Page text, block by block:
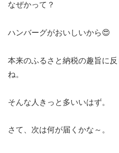
なぜかって？
ハンバーグがおいしいから😍
本来のふるさと納税の趣旨に
ね。
そんな人きっと多いいはず。
さて、次は何が届くかな～。